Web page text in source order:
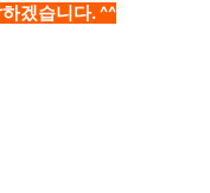
겠습니다. ^^